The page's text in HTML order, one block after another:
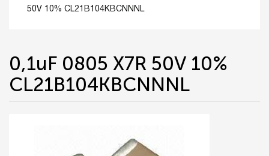
50V 10% CL21B104KBCNNNL
0,1uF 0805 X7R 50V 10%
CL21B104KBCNNNL